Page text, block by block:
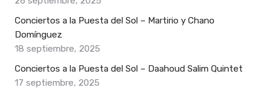
Conciertos a la Puesta del Sol – Martirio y Chano
Domínguez
18 septiembre, 2025
Conciertos a la Puesta del Sol – Daahoud Salim Quintet
17 septiembre, 2025